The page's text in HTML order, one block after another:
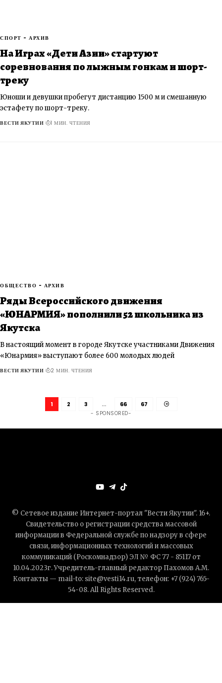
СПОРТ - АРХИВ
​На Играх «Дети Азии» стартуют
соревнования по лыжным гонкам и шорт-
треку
Юноши и девушки пробегут дистанцию 1500 м и смешанную
эстафету по шорт-треку.
ВЕСТИ ЯКУТИИ 1 МИН. ЧТЕНИЯ
ОБЩЕСТВО - АРХИВ
Ряды Всероссийского движения
«ЮНАРМИЯ» пополнили 52 школьника из
Якутска
В настоящий момент в городе Якутске участниками Движения
«Юнармия» выступают более 600 молодых людей
ВЕСТИ ЯКУТИИ 2 МИН. ЧТЕНИЯ
1 2 3 … 66 67
- SPONSORED-
© Сетевое издание Интернет-портал "Вести Якутии". 16+.
Свидетельство о регистрации средства массовой
информации в Федеральной службе по надзору в сфере
связи, информационных технологий и массовых
коммуникаций (Роскомнадзор) ЭЛ № ФС 77 - 85117 от
10.04.2023г. Учредитель-главный редактор Пахомов А.М.
Контакты — mail-to: site@vesti14.ru, телефон: +7 (924) 765-
54-08. All Rights Reserved.